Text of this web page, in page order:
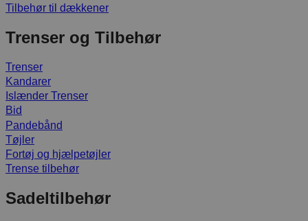
Tilbehør til dækkener
Trenser og Tilbehør
Trenser
Kandarer
Islænder Trenser
Bid
Pandebånd
Tøjler
Fortøj og hjælpetøjler
Trense tilbehør
Sadeltilbehør